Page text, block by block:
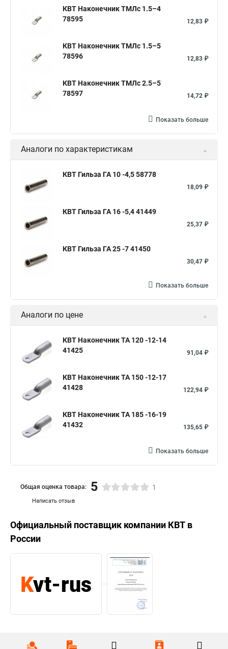
КВТ Наконечник ТМЛс 1.5–4
78595
12,83 ₽
КВТ Наконечник ТМЛс 1.5–5
78596
12,83 ₽
КВТ Наконечник ТМЛс 2.5–5
78597
14,72 ₽
Показать больше
Аналоги по характеристикам
КВТ Гильза ГА 10 -4,5 58778
18,09 ₽
КВТ Гильза ГА 16 -5,4 41449
25,37 ₽
КВТ Гильза ГА 25 -7 41450
30,47 ₽
Показать больше
Аналоги по цене
КВТ Наконечник ТА 120 -12-14
41425
91,04 ₽
КВТ Наконечник ТА 150 -12-17
41428
122,94 ₽
КВТ Наконечник ТА 185 -16-19
41432
135,65 ₽
Показать больше
Написать отзыв
Общая оценка товара: 5 1
Официальный поставщик компании КВТ в
России